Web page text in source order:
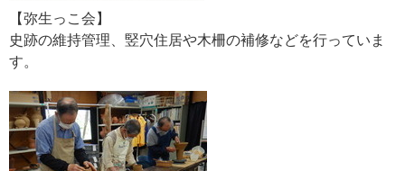
【弥生っこ会】
史跡の維持管理、竪穴住居や木柵の補修などを行っていま
す。